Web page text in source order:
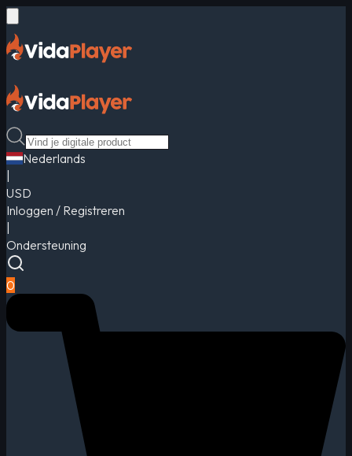
Nederlands
USD
Inloggen / Registreren
Ondersteuning
0